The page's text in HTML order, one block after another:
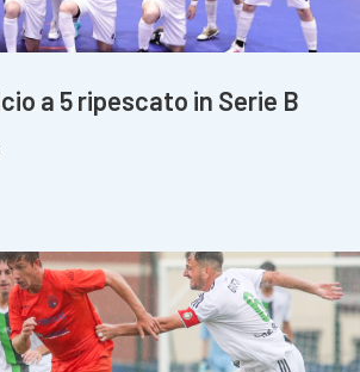
a 5 ripescato in Serie B